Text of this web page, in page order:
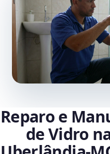
Reparo e
de Vidro